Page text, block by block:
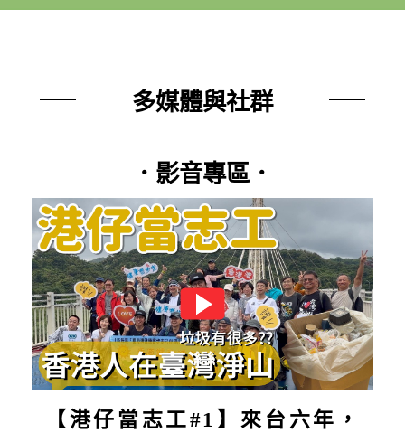
多媒體與社群
．影音專區．
【港仔當志工#1】來台六年，